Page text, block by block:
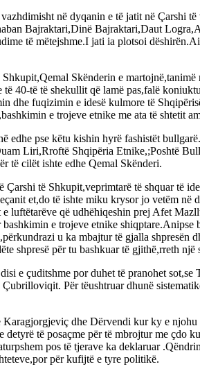
në dyqanin e të jatit në Çarshi
Bajraktari,Dinë Bajraktari,Daut
të mëtejshme.I jati ia plotsoi
Skënderin e
40-të të shekullit që lamë pas,falë
dhe fuqizimin e idesë kulmore të
e trojeve etnike me ata të shtetit
edhe pse këtu kishin hyrë fashistët
Liri,Rroftë Shqipëria Etnike,;Poshtë
të cilët ishte edhe Qemal Skënderi.
të Shkupit,veprimtarë të shquar të
et,do të ishte miku krysor jo vetëm në
luftëtarëve që udhëhiqeshin prej Afet
e trojeve etnike
u ka mbajtur të gjalla
shpresë për tu bashkuar të gjithë,rreth
e çuditshme por duhet të pranohet
Për tëushtruar dhunë
dhe Dërvendi kur ky e
të posaçme për të mbrojtur me çdo
pos të tjerave ka deklaruar
për kufijtë e tyre politikë.